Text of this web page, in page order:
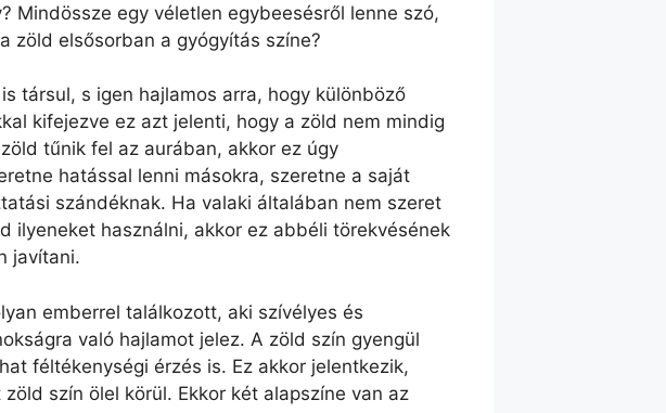
Mindössze egy véletlen egybeesésről lenne szó,
zöld elsősorban a gyógyítás színe?
társul, s igen hajlamos arra, hogy különböző
kifejezve ez azt jelenti, hogy a zöld nem mindig
tűnik fel az aurában, akkor ez úgy
hatással lenni másokra, szeretne a saját
szándéknak. Ha valaki általában nem szeret
ilyeneket használni, akkor ez abbéli törekvésének
javítani.
emberrel találkozott, aki szívélyes és
való hajlamot jelez. A zöld szín gyengül
féltékenységi érzés is. Ez akkor jelentkezik,
szín ölel körül. Ekkor két alapszíne van az